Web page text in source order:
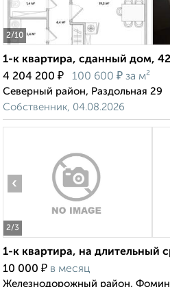
2/10
1-к квартира, сданный дом,
4 204 200 ₽ 100 600 ₽ за м²
Северный район, Раздольная 29
Собственник, 04.08.2026
2/3
‹
1-к квартира, на длительный
10 000 ₽ в месяц
Железнодорожный район,